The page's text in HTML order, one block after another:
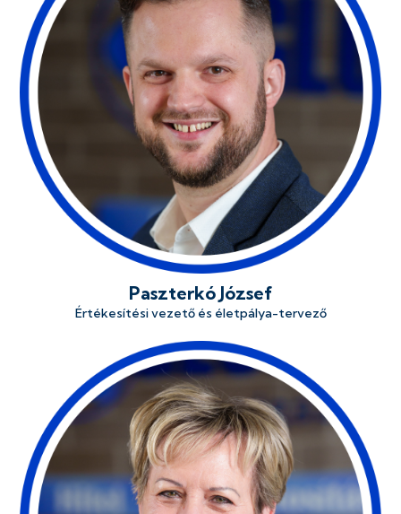
Paszterkó József
Értékesítési vezető és életpálya-tervező